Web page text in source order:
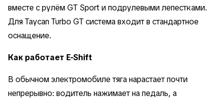
вместе с рулём GT Sport и подрулевыми лепестками.
Для Taycan Turbo GT система входит в стандартное
оснащение.
Как работает E-Shift
В обычном электромобиле тяга нарастает почти
непрерывно: водитель нажимает на педаль, а